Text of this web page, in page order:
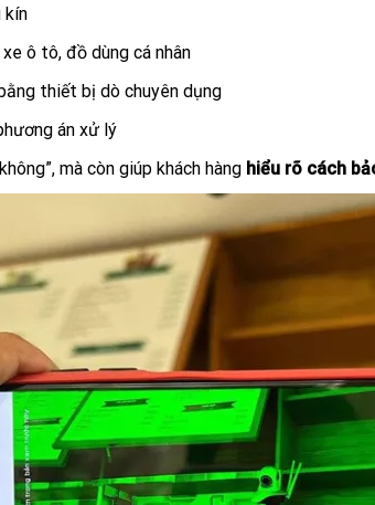
kín
ô tô, đồ dùng cá nhân
thiết bị dò chuyên dụng
án xử lý
mà còn giúp khách hàng hiểu rõ cách